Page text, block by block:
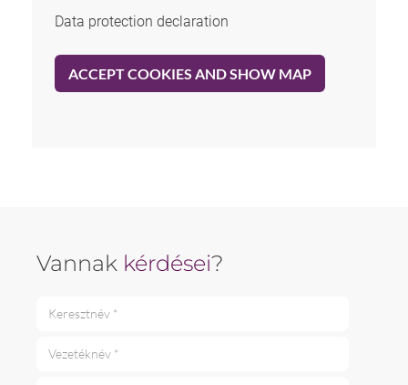
Data protection declaration
ACCEPT COOKIES AND SHOW MAP
Vannak kérdései?